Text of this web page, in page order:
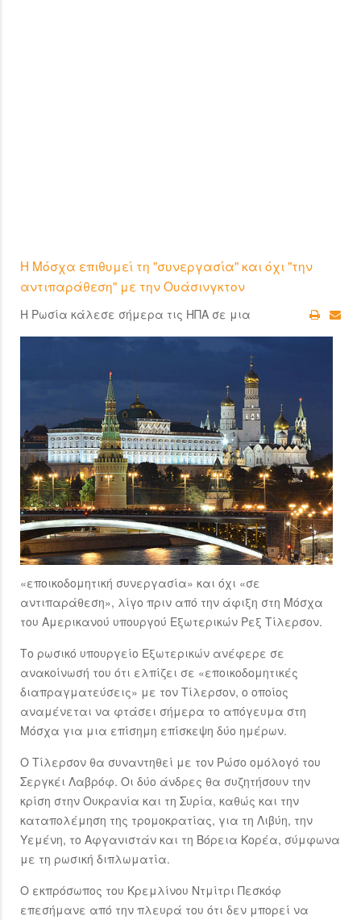
Η Μόσχα επιθυμεί τη "συνεργασία" και όχι "την
αντιπαράθεση" με την Ουάσινγκτον
Η Ρωσία κάλεσε σήμερα τις ΗΠΑ σε μια
«εποικοδομητική συνεργασία» και όχι «σε
αντιπαράθεση», λίγο πριν από την άφιξη στη Μόσχα
του Αμερικανού υπουργού Εξωτερικών Ρεξ Τίλερσον.
Το ρωσικό υπουργείο Εξωτερικών ανέφερε σε
ανακοίνωσή του ότι ελπίζει σε «εποικοδομητικές
διαπραγματεύσεις» με τον Τίλερσον, ο οποίος
αναμένεται να φτάσει σήμερα το απόγευμα στη
Μόσχα για μια επίσημη επίσκεψη δύο ημέρων.
Ο Τίλερσον θα συναντηθεί με τον Ρώσο ομόλογό του
Σεργκέι Λαβρόφ. Οι δύο άνδρες θα συζητήσουν την
κρίση στην Ουκρανία και τη Συρία, καθώς και την
καταπολέμηση της τρομοκρατίας, για τη Λιβύη, την
Υεμένη, το Αφγανιστάν και τη Βόρεια Κορέα, σύμφωνα
με τη ρωσική διπλωματία.
Ο εκπρόσωπος του Κρεμλίνου Ντμίτρι Πεσκόφ
επεσήμανε από την πλευρά του ότι δεν μπορεί να